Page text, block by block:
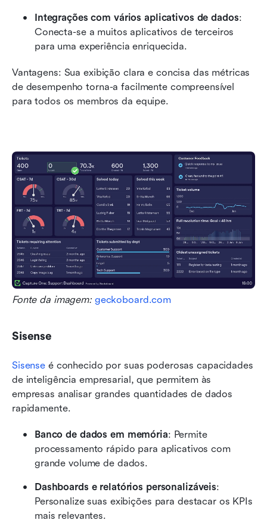
Integrações com vários aplicativos de dados:
Conecta-se a muitos aplicativos de terceiros
para uma experiência enriquecida.
Vantagens: Sua exibição clara e concisa das métricas
de desempenho torna-a facilmente compreensível
para todos os membros da equipe.
Fonte da imagem: geckoboard.com
Sisense
Sisense é conhecido por suas poderosas capacidades
de inteligência empresarial, que permitem às
empresas analisar grandes quantidades de dados
rapidamente.
Banco de dados em memória: Permite
processamento rápido para aplicativos com
grande volume de dados.
Dashboards e relatórios personalizáveis:
Personalize suas exibições para destacar os KPIs
mais relevantes.